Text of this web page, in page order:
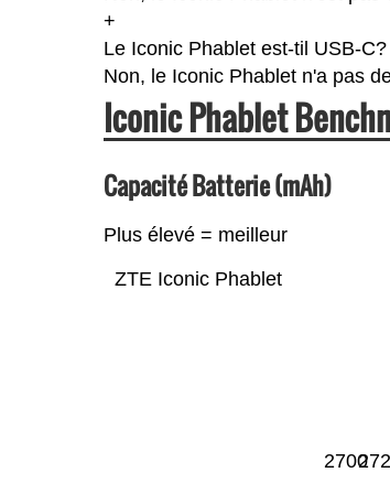
+
Le Iconic Phablet est-til USB-C?
Non, le Iconic Phablet n'a pas
Iconic Phablet
Capacité Batterie (mAh)
Plus élevé = meilleur
ZTE Iconic Phablet
2700